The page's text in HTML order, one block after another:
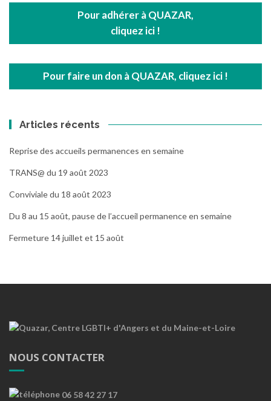
Pour adhérer à QUAZAR,
cliquez ici !
Pour faire un don à QUAZAR, cliquez ici !
Articles récents
Reprise des accueils permanences en semaine
TRANS@ du 19 août 2023
Conviviale du 18 août 2023
Du 8 au 15 août, pause de l’accueil permanence en semaine
Fermeture 14 juillet et 15 août
NOUS CONTACTER
06 58 42 27 17